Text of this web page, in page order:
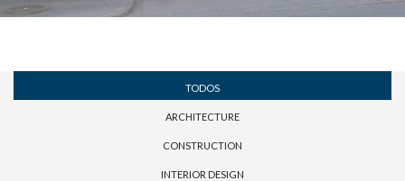
TODOS
ARCHITECTURE
CONSTRUCTION
INTERIOR DESIGN